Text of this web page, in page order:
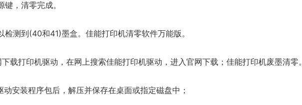
键，清零完成。
检测到(40和41)墨盒。佳能打印机清零软件万能版。
下载打印机驱动，在网上搜索佳能打印机驱动，进入官网下载；佳能打印机废墨清零。
动安装程序包后，解压并保存在桌面或指定磁盘中；